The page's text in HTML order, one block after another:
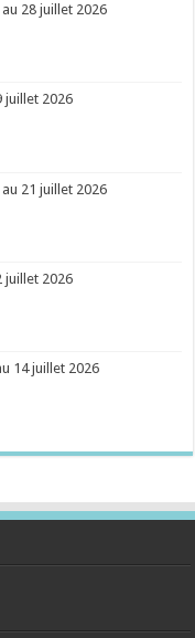
28 juillet 2026
juillet 2026
21 juillet 2026
juillet 2026
14 juillet 2026